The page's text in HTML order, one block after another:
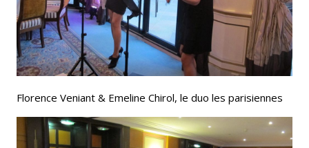
Florence Veniant & Emeline Chirol, le duo les parisiennes